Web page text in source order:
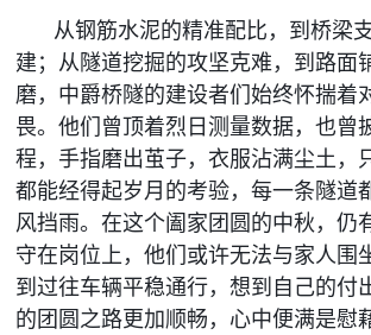
从钢筋水泥的精准配比，到桥梁
建；从隧道挖掘的攻坚克难，到路面
磨，中爵桥隧的建设者们始终怀揣着
畏。他们曾顶着烈日测量数据，也曾
程，手指磨出茧子，衣服沾满尘土，
都能经得起岁月的考验，每一条隧道
风挡雨。在这个阖家团圆的中秋，仍
守在岗位上，他们或许无法与家人围
到过往车辆平稳通行，想到自己的付
的团圆之路更加顺畅，心中便满是慰